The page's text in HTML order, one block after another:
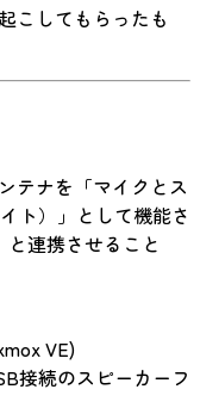
こしてもらったも
テナを「マイクとス
ト）」として機能さ
連携させること
VE)
接続のスピーカーフ